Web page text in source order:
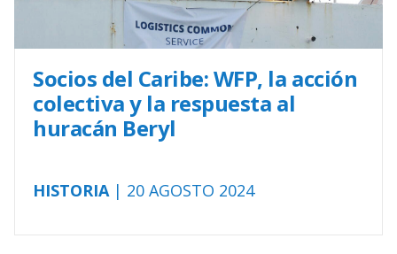
Socios del Caribe: WFP, la acción
colectiva y la respuesta al
huracán Beryl
HISTORIA | 20 AGOSTO 2024